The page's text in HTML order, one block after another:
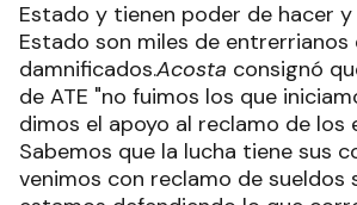
Estado y tienen poder de hacer y
Estado son miles de entrerrianos
damnificados.Acosta consignó
de ATE "no fuimos los que
dimos el apoyo al reclamo de los
Sabemos que la lucha tiene sus
venimos con reclamo de sueldos